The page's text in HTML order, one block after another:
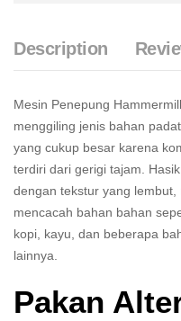
Description
Mesin Penepung
menggiling jenis bahan
yang cukup besar karena
terdiri dari gerigi tajam.
dengan tekstur yang
mencacah bahan bahan
kopi, kayu, dan beberapa
lainnya.
Pakan